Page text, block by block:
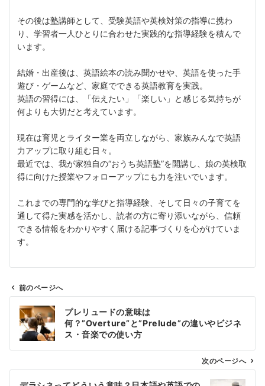
その後は塾講師として、受験英語や英検対策の指導に携わ
り、学習者一人ひとりに合わせた実践的な指導経験を積んで
います。
結婚・出産後は、英語絵本の読み聞かせや、英語を使った手
遊び・ゲームなど、家庭でできる英語教育を実践。
英語の習得には、「伝えたい」「楽しい」と感じる気持ちが
何よりも大切だと考えています。
現在は育児とライター業を両立しながら、家族みんなで英語
力アップに取り組む日々。
最近では、我が家独自の“おうち英語塾”を開講し、娘の英検取
得に向けた授業やフォローアップにも力を注いでいます。
これまでの専門的な学びと指導経験、そして日々の子育てを
通して得た実感を活かし、読者の方に寄り添いながら、信頼
できる情報をわかりやすく届ける記事づくりを心がけていま
す。
ビ
前のページへ
プレリュードの意味は
何？”Overture”と”Prelude”の違いやビジネ
ス・音楽での使い方
次のページへ